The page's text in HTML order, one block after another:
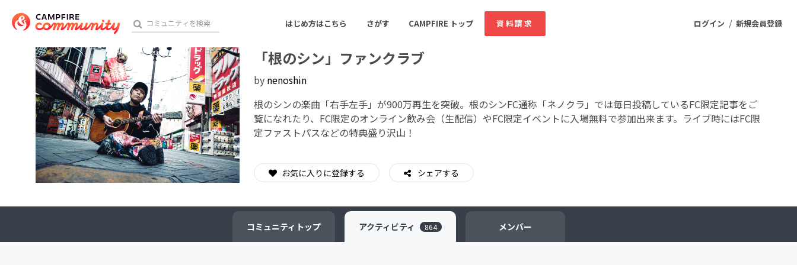
ログイン / 新規会員登録
はじめ方はこちら さがす CAMPFIRE トップ 資料請求
おすすめのコミュニティ 人気のコミュニティ 新着のコミュニティ
アート・写真
テクノロジー・ガジェット
ゲーム・サービス開発 フード・飲食店
ソーシャルグッド ビューティー・ヘルスケア
チャレンジ
「根のシン」ファンクラブ
by nenoshin
根のシンの楽曲「右手左手」が900万再生を突破。根のシンFC通称「ネノクラ」では毎日投稿しているFC限定記事をご
覧になれたり、FC限定のオンライン飲み会（生配信）やFC限定イベントに入場無料で参加出来ます。ライブ時にはFC限
定ファストパスなどの特典盛り沢山！
お気に入りに登録する シェアする
コミュニティ トップ アクティビティ 864 メンバー